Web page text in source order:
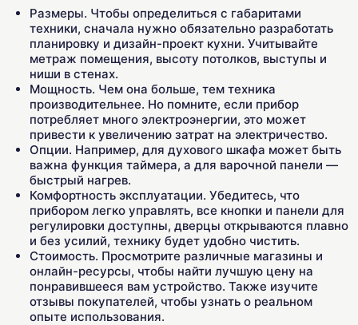
Размеры. Чтобы определиться с габаритами
техники, сначала нужно обязательно разработать
планировку и дизайн-проект кухни. Учитывайте
метраж помещения, высоту потолков, выступы и
ниши в стенах.
Мощность. Чем она больше, тем техника
производительнее. Но помните, если прибор
потребляет много электроэнергии, это может
привести к увеличению затрат на электричество.
Опции. Например, для духового шкафа может быть
важна функция таймера, а для варочной панели —
быстрый нагрев.
Комфортность эксплуатации. Убедитесь, что
прибором легко управлять, все кнопки и панели для
регулировки доступны, дверцы открываются плавно
и без усилий, технику будет удобно чистить.
Стоимость. Просмотрите различные магазины и
онлайн-ресурсы, чтобы найти лучшую цену на
понравившееся вам устройство. Также изучите
отзывы покупателей, чтобы узнать о реальном
опыте использования.